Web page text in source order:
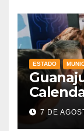
ESTADO
2027:
de
7 DE